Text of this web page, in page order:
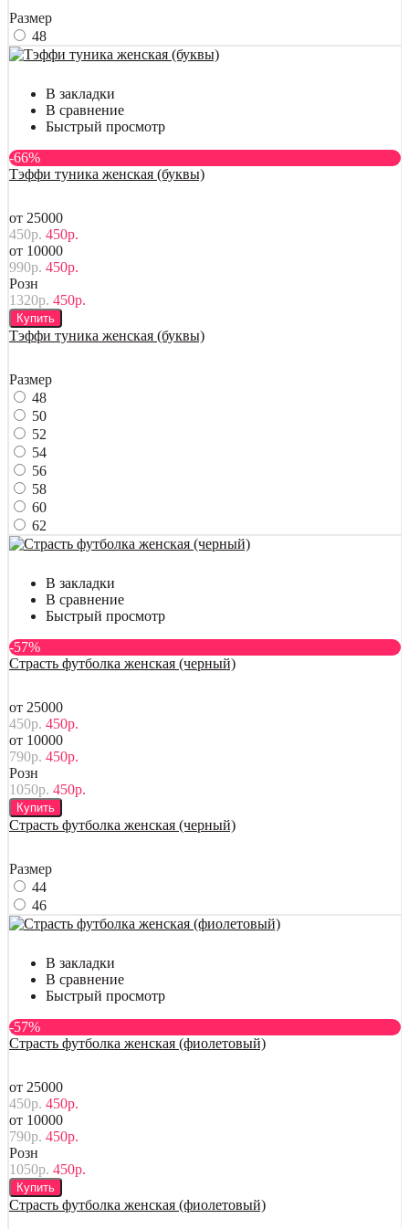
Размер
48
В закладки
В сравнение
Быстрый просмотр
-66%
Тэффи туника женская (буквы)
от 25000
450р. 450р.
от 10000
990р. 450р.
Розн
1320р. 450р.
Купить
Тэффи туника женская (буквы)
Размер
48
50
52
54
56
58
60
62
В закладки
В сравнение
Быстрый просмотр
-57%
Страсть футболка женская (черный)
от 25000
450р. 450р.
от 10000
790р. 450р.
Розн
1050р. 450р.
Купить
Страсть футболка женская (черный)
Размер
44
46
В закладки
В сравнение
Быстрый просмотр
-57%
Страсть футболка женская (фиолетовый)
от 25000
450р. 450р.
от 10000
790р. 450р.
Розн
1050р. 450р.
Купить
Страсть футболка женская (фиолетовый)